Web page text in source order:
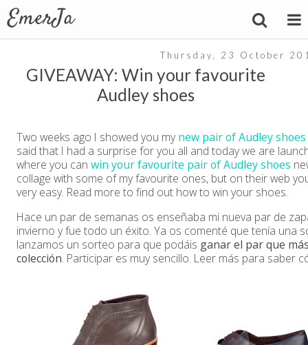
Thursday, 23 October
GIVEAWAY: Win your favourite
Audley shoes
Two weeks ago I showed you my new pair of Audley shoes
said that I had a surprise for you all and today we are
where you can win your favourite pair of Audley shoes
collage with some of my favourite ones, but on their web
very easy. Read more to find out how to win your shoes.
Hace un par de semanas os enseñaba mi nueva par de
invierno y fue todo un éxito. Ya os comenté que tenía una
lanzamos un sorteo para que podáis ganar el par que
colección. Participar es muy sencillo. Leer más para saber